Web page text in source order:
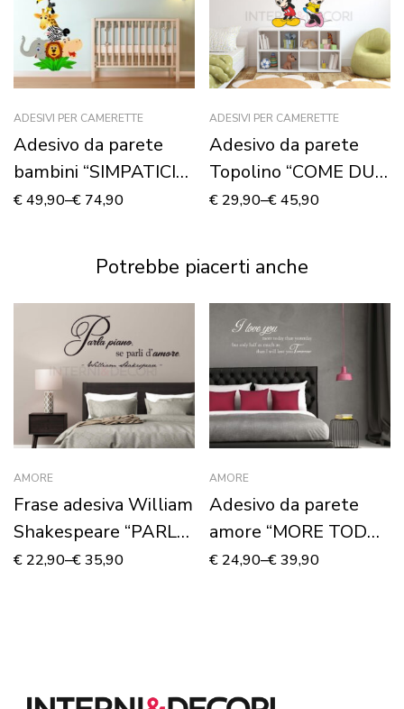
ADESIVI PER CAMERETTE
Adesivo da parete
bambini “SIMPATICI
ANIMALI” – Adesivo
€49,90–€ 74,90
ADESIVI PER CAMERETTE
Adesivo da parete
Topolino “COME DUE
INNAMORATI” –
€ 29,90–€45,90
Potrebbe piacerti anche
AMORE
Frase adesiva William
Shakespeare “PARLA
PIANO, SE PARLI
€ 22,90–€35,90
AMORE
Adesivo da parete
amore “MORE TODAY
THAN YESTERDAY”
€ 24,90–€39,90